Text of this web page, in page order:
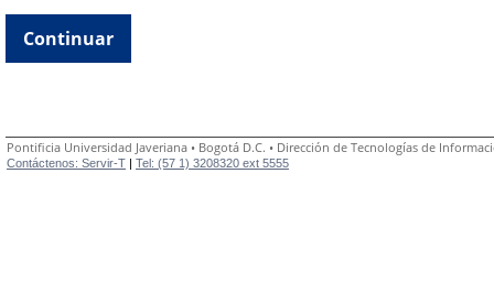
Continuar
Pontificia Universidad Javeriana • Bogotá D.C. • Dirección de Tecnologías de
Contáctenos: Servir-T | Tel: (57 1) 3208320 ext 5555